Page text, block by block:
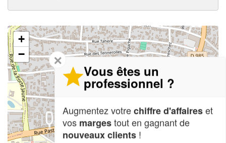
+
−
✕
Vous êtes un
professionnel ?
Augmentez votrechiffre d'affaireset
vos margestout en gagnant de
nouveaux clients !